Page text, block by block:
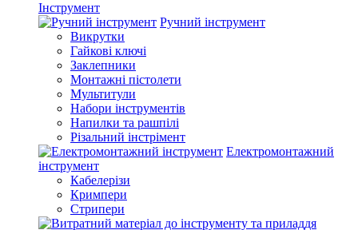
Інструмент
Ручний інструмент
Викрутки
Гайкові ключі
Заклепники
Монтажні пістолети
Мультитули
Набори інструментів
Напилки та рашпілі
Різальний інстрімент
Електромонтажний
інструмент
Кабелерізи
Кримпери
Стрипери